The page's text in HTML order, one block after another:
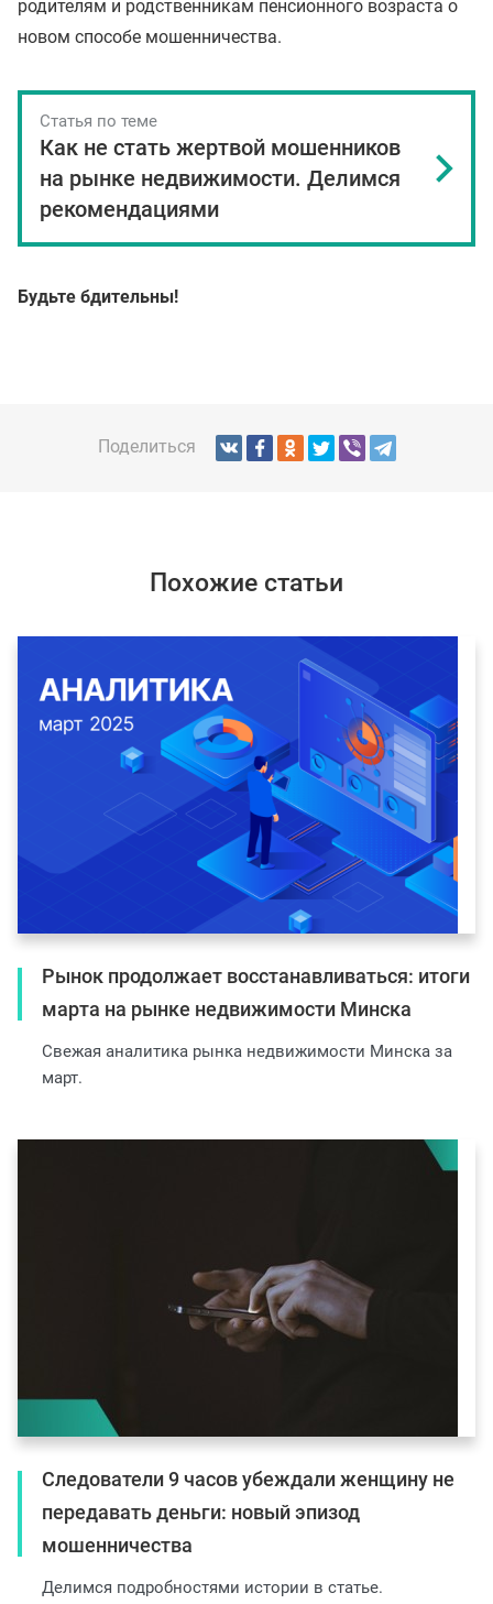
родителям и родственникам пенсионного возраста о
новом способе мошенничества.
Статья по теме
Как не стать жертвой мошенников
на рынке недвижимости. Делимся
рекомендациями
Будьте бдительны!
Поделиться
Похожие статьи
Рынок продолжает восстанавливаться: итоги
марта на рынке недвижимости Минска
Свежая аналитика рынка недвижимости Минска за
март.
Следователи 9 часов убеждали женщину не
передавать деньги: новый эпизод
мошенничества
Делимся подробностями истории в статье.